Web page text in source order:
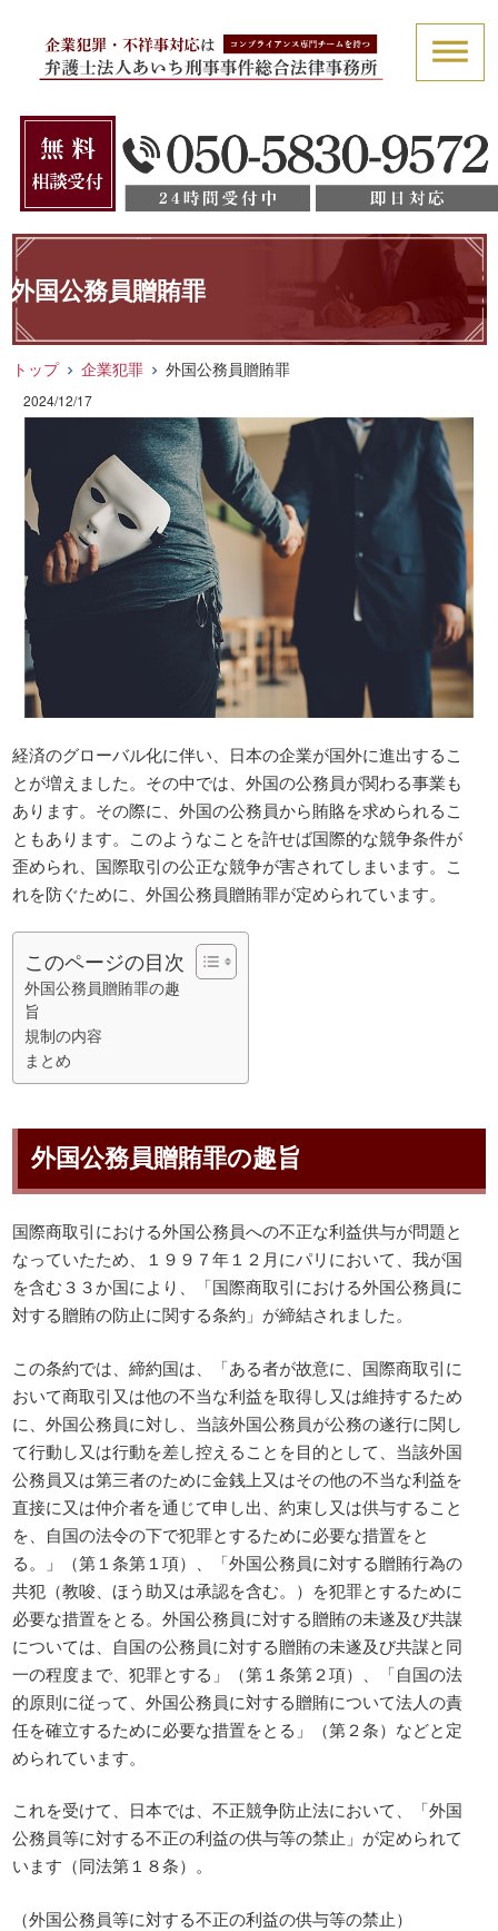
外国公務員贈賄罪
トップ 企業犯罪 外国公務員贈賄罪
2024/12/17
経済のグローバル化に伴い、日本の企業が国外に進出するこ
とが増えました。その中では、外国の公務員が関わる事業も
あります。その際に、外国の公務員から賄賂を求められるこ
ともあります。このようなことを許せば国際的な競争条件が
歪められ、国際取引の公正な競争が害されてしまいます。こ
れを防ぐために、外国公務員贈賄罪が定められています。
このページの目次
外国公務員贈賄罪の趣
旨
規制の内容
まとめ
外国公務員贈賄罪の趣旨
国際商取引における外国公務員への不正な利益供与が問題と
なっていたため、１９９７年１２月にパリにおいて、我が国
を含む３３か国により、「国際商取引における外国公務員に
対する贈賄の防止に関する条約」が締結されました。
この条約では、締約国は、「ある者が故意に、国際商取引に
おいて商取引又は他の不当な利益を取得し又は維持するため
に、外国公務員に対し、当該外国公務員が公務の遂行に関し
て行動し又は行動を差し控えることを目的として、当該外国
公務員又は第三者のために金銭上又はその他の不当な利益を
直接に又は仲介者を通じて申し出、約束し又は供与すること
を、自国の法令の下で犯罪とするために必要な措置をと
る。」（第１条第１項）、「外国公務員に対する贈賄行為の
共犯（教唆、ほう助又は承認を含む。）を犯罪とするために
必要な措置をとる。外国公務員に対する贈賄の未遂及び共謀
については、自国の公務員に対する贈賄の未遂及び共謀と同
一の程度まで、犯罪とする」（第１条第２項）、「自国の法
的原則に従って、外国公務員に対する贈賄について法人の責
任を確立するために必要な措置をとる」（第２条）などと定
められています。
これを受けて、日本では、不正競争防止法において、「外国
公務員等に対する不正の利益の供与等の禁止」が定められて
います（同法第１８条）。
（外国公務員等に対する不正の利益の供与等の禁止）